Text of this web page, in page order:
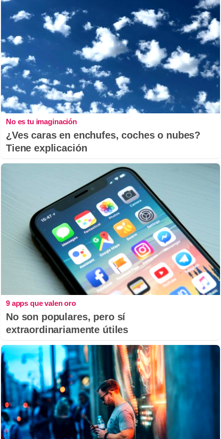
No es tu imaginación
¿Ves caras en enchufes, coches o nubes?
Tiene explicación
9 apps que valen oro
No son populares, pero sí
extraordinariamente útiles